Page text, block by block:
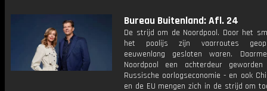
Bureau Buitenland: Afl. 24
De strijd om de Noordpool. Door het
het poolijs zijn vaarroutes
eeuwenlang gesloten waren.
Noordpool een achterdeur
Russische oorlogseconomie - en ook
en de EU mengen zich in de strijd om